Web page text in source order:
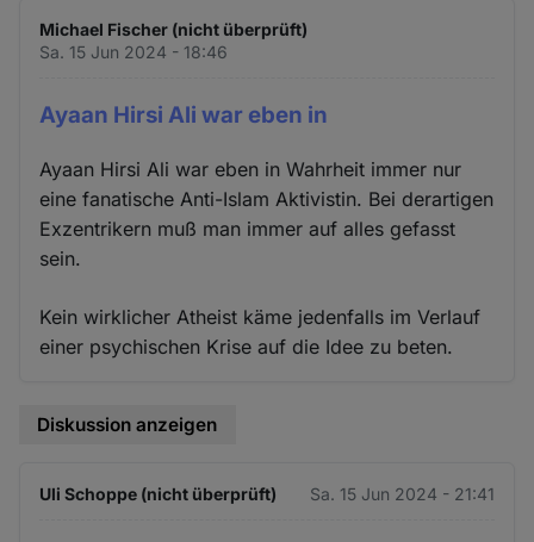
Michael Fischer (nicht überprüft)
Sa. 15 Jun 2024 - 18:46
Ayaan Hirsi Ali war eben in
Ayaan Hirsi Ali war eben in Wahrheit immer nur
eine fanatische Anti-Islam Aktivistin. Bei derartigen
Exzentrikern muß man immer auf alles gefasst
sein.
Kein wirklicher Atheist käme jedenfalls im Verlauf
einer psychischen Krise auf die Idee zu beten.
Diskussion anzeigen
Uli Schoppe (nicht überprüft) Sa. 15 Jun 2024 - 21:41